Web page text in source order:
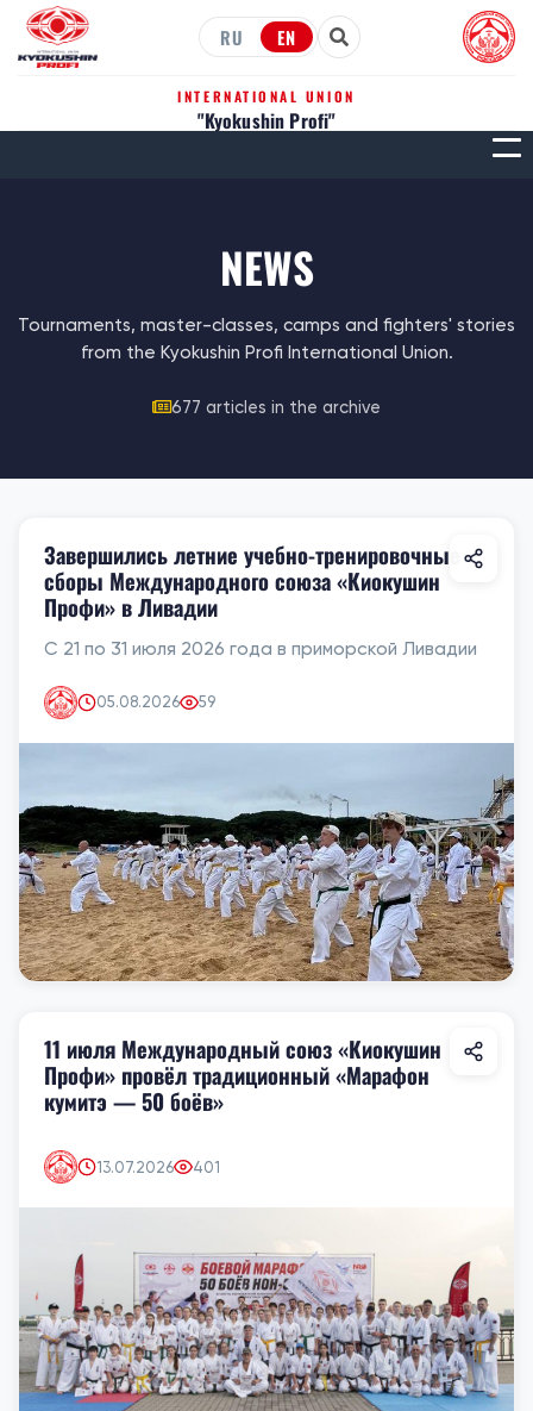
RU EN
INTERNATIONAL UNION
"Kyokushin Profi"
NEWS
Tournaments, master-classes, camps and fighters' stories
from the Kyokushin Profi International Union.
677 articles in the archive
Завершились летние учебно-тренировочные
сборы Международного союза «Киокушин
Профи» в Ливадии
С 21 по 31 июля 2026 года в приморской Ливадии
05.08.2026 59
11 июля Международный союз «Киокушин
Профи» провёл традиционный «Марафон
кумитэ — 50 боёв»
13.07.2026 401